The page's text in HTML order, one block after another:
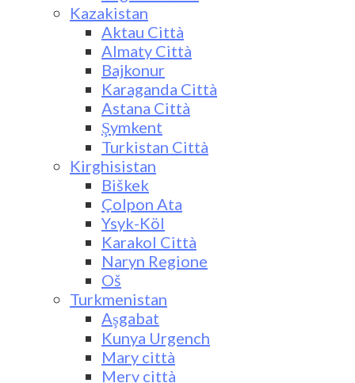
Kazakistan
Aktau Città
Almaty Città
Bajkonur
Karaganda Città
Astana Città
Şymkent
Turkistan Città
Kirghisistan
Biškek
Çolpon Ata
Ysyk-Köl
Karakol Città
Naryn Regione
Oš
Turkmenistan
Aşgabat
Kunya Urgench
Mary città
Merv città